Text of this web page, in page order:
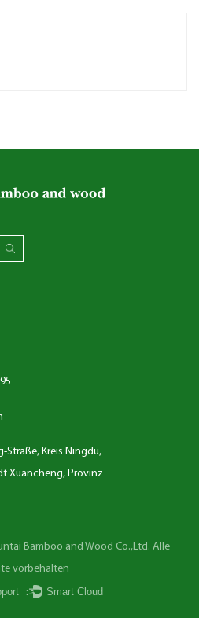
Straße, Kreis Ningdu,
Xuancheng, Provinz
Bamboo and Wood Co.,Ltd. Alle
vorbehalten
： Smart Cloud